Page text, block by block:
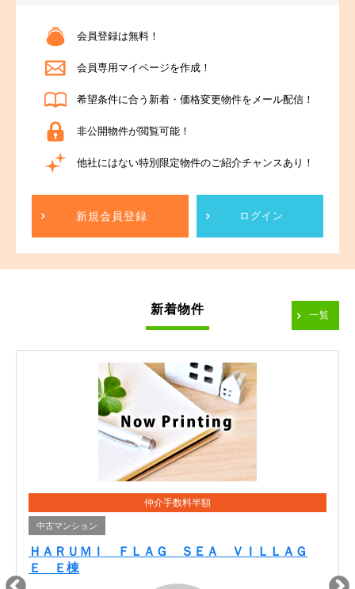
会員登録は無料！
会員専用マイページを作成！
希望条件に合う新着・価格変更物件をメール配信！
非公開物件が閲覧可能！
他社にはない特別限定物件のご紹介チャンスあり！
新規会員登録 ログイン
新着物件 一覧
仲介手数料半額
中古マンション
ＨＡＲＵＭＩ ＦＬＡＧ ＳＥＡ ＶＩＬＬＡＧ
Ｅ Ｅ棟